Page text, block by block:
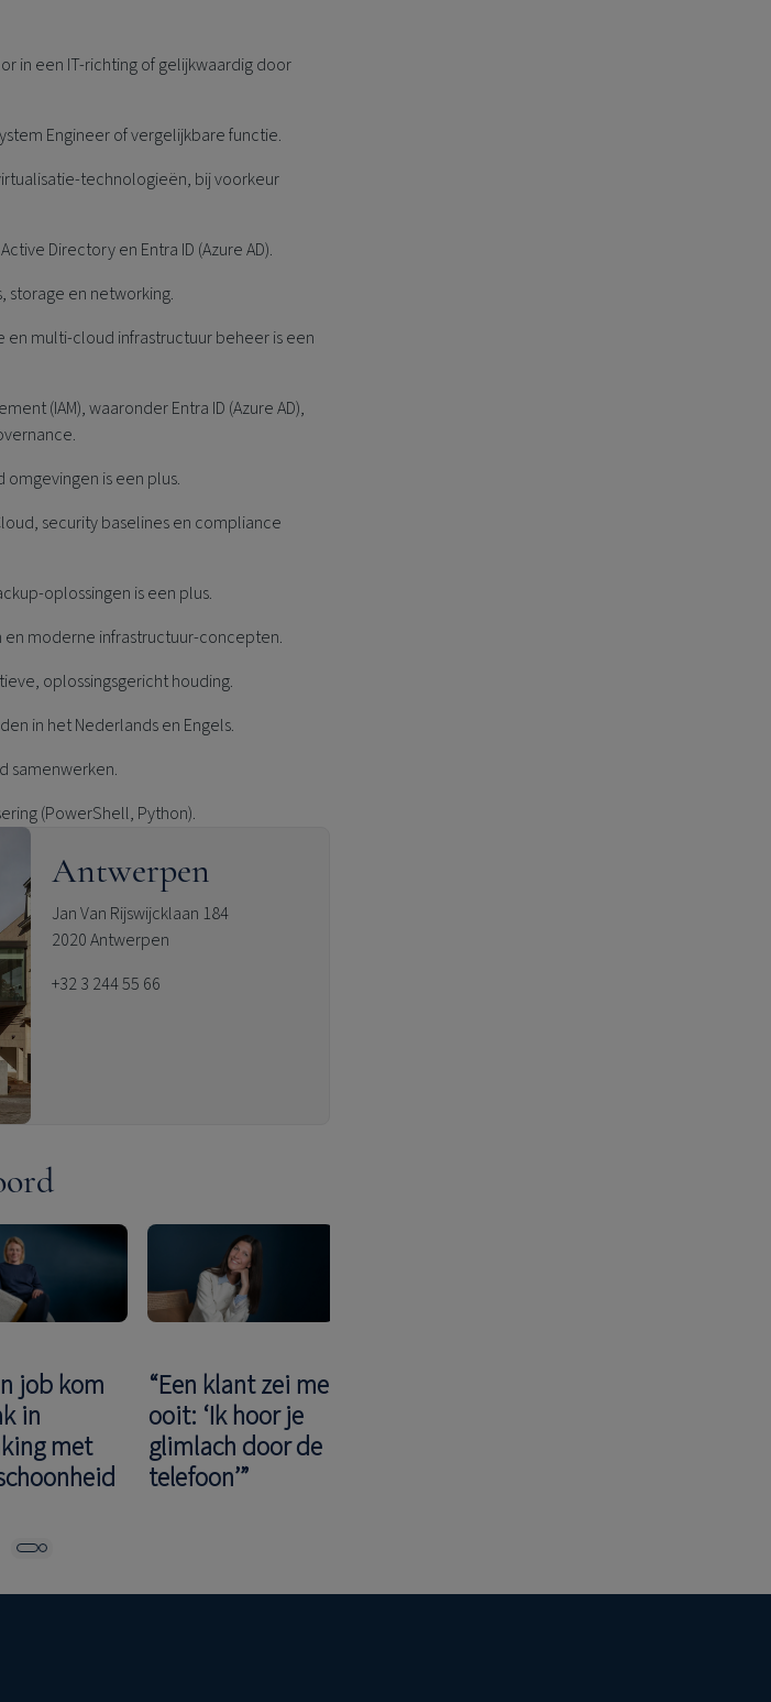
in een IT-richting of gelijkwaardig door
Engineer of vergelijkbare functie.
technologieën, bij voorkeur
Directory en Entra ID (Azure AD).
storage en networking.
en multi-cloud infrastructuur beheer is een
(IAM), waaronder Entra ID (Azure AD),
omgevingen is een plus.
security baselines en compliance
oplossingen is een plus.
moderne infrastructuur-concepten.
oplossingsgericht houding.
in het Nederlands en Engels.
samenwerken.
(PowerShell, Python).
Antwerpen
Jan Van Rijswijcklaan 184
2020 Antwerpen
+32 3 244 55 66
job kom
in
met
“Een klant zei me
ooit: ‘Ik hoor je
glimlach door de
telefoon’”